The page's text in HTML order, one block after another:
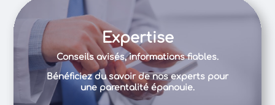
Expertise
Conseils avisés, informations fiables.
Bénéficiez du savoir de nos experts pour
une parentalité épanouie.